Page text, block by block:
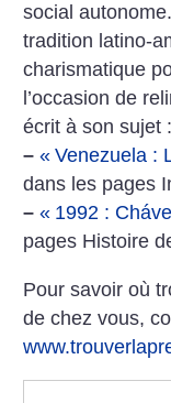
social
tradition latino-
charismatique
l’occasion de
écrit à son sujet :
– « Venezuela :
dans les pages
– « 1992 :
pages Histoire
Pour savoir où
de chez vous,